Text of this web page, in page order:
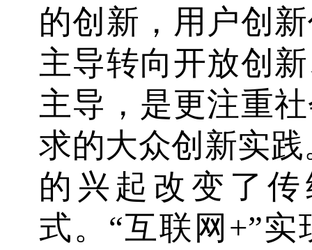
的创新，用户创
主导转向开放创
主导，是更注重
求的大众创新实
的兴起改变了
式。“互联网+”